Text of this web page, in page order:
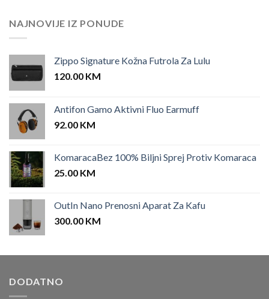
NAJNOVIJE IZ PONUDE
Zippo Signature Kožna Futrola Za Lulu
120.00 KM
Antifon Gamo Aktivni Fluo Earmuff
92.00 KM
KomaracaBez 100% Biljni Sprej Protiv Komaraca
25.00 KM
OutIn Nano Prenosni Aparat Za Kafu
300.00 KM
DODATNO